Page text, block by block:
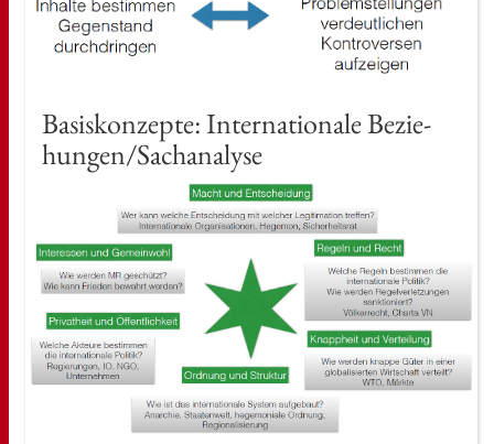
Ba­sis­kon­zep­te: In­ter­na­tio­na­le Be­zie­
hun­gen/Sach­ana­ly­se